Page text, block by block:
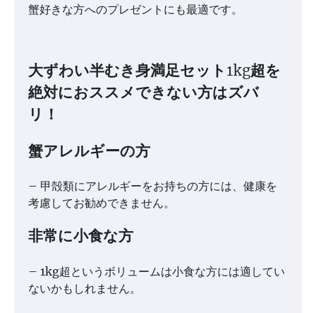
蟹好きな方へのプレゼントにも最適です。
大ずわい半むき身満足セット1kg超を
絶対におススメできない方はズバ
リ！
蟹アレルギーの方
– 甲殻類にアレルギーをお持ちの方には、健康を
考慮してお勧めできません。
非常に小食な方
– 1kg超というボリュームは小食な方には適してい
ないかもしれません。